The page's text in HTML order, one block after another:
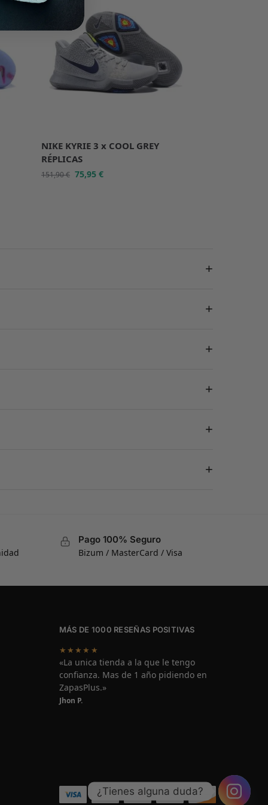
NIKE KYRIE 3 x COOL GREY
RÉPLICAS
151,90€ 75,95€
+
+
+
+
+
+
Pago 100% Seguro
Bizum / MasterCard / Visa
MÁS DE 1000 RESEÑAS POSITIVAS
★★★★★
«La unica tienda a la que le tengo
confianza. Mas de 1 año pidiendo en
ZapasPlus.»
Jhon P.
¿Tienes alguna duda?